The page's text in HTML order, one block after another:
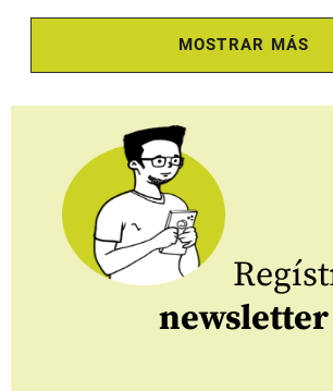
MOSTRAR MÁS
newsletter